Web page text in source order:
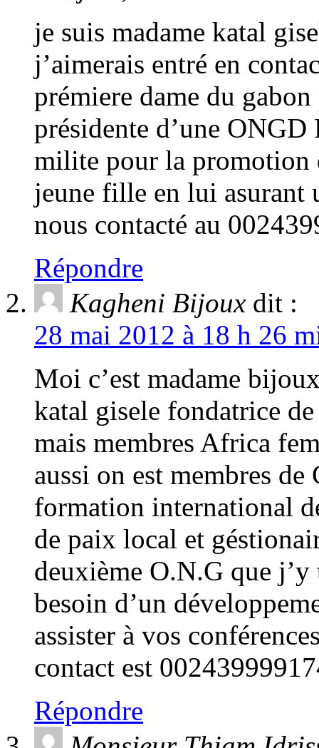
je suis madame katal
j’aimerais entré en
prémiere dame du
présidente d’une
milite pour la promotion
jeune fille en lui asurant
nous contacté au
Répondre
Kagheni Bijoux dit :
28 mai 2012 à 18 h 26
Moi c’est madame
katal gisele fondatrice
mais membres Africa
aussi on est membres
formation international
de paix local et
deuxième O.N.G que
besoin d’un
assister à vos
contact est
Répondre